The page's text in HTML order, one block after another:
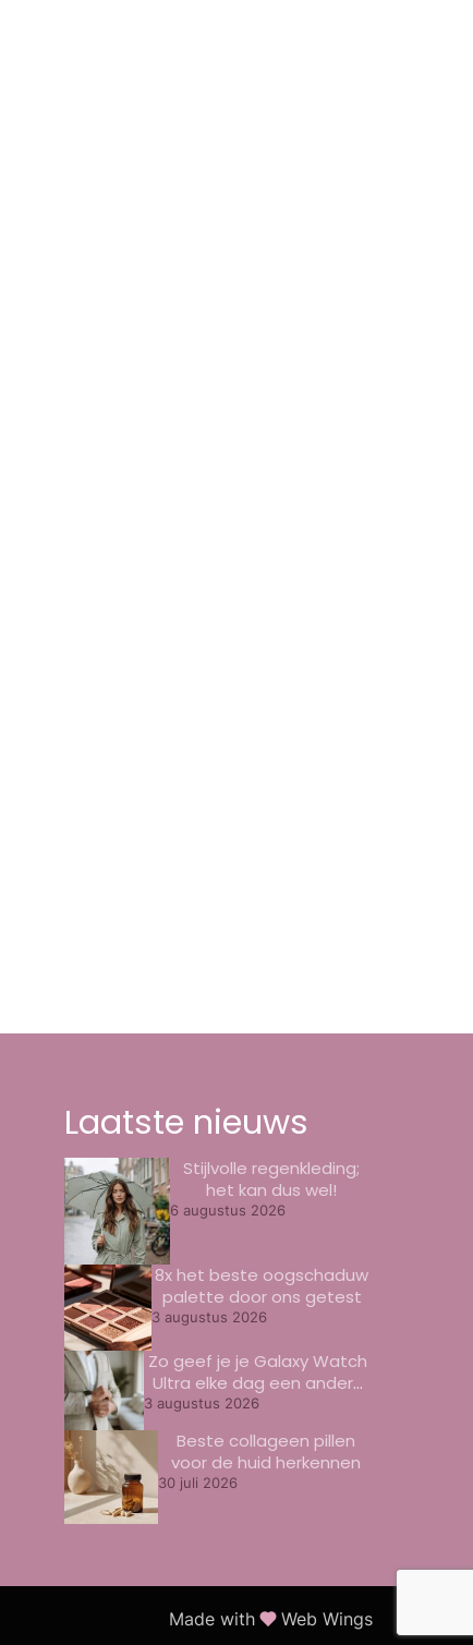
Laatste nieuws
Stijlvolle regenkleding;
het kan dus wel!
6 augustus 2026
8x het beste oogschaduw
palette door ons getest
3 augustus 2026
Zo geef je je Galaxy Watch
Ultra elke dag een andere
look
3 augustus 2026
Beste collageen pillen
voor de huid herkennen
30 juli 2026
Made with Web Wings